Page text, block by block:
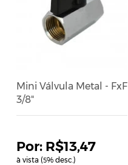
Mini Válvula Metal - FxF
3/8"
R$13,47
à vista (5% desc.)